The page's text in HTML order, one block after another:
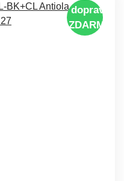
doprava
ZDARMA